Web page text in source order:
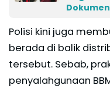
Polisi kini juga
berada di balik
tersebut. Sebab,
penyalahgunaan